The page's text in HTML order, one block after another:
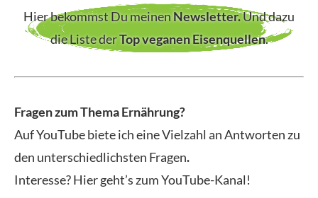
Hier bekommst Du meinenNewsletter.Und dazu
die Liste derTop veganen Eisenquellen.
Fragen zum Thema Ernährung?
Auf YouTube biete ich eine Vielzahl an Antworten zu
den unterschiedlichsten Fragen.
Interesse? Hier geht’s zum YouTube-Kanal!